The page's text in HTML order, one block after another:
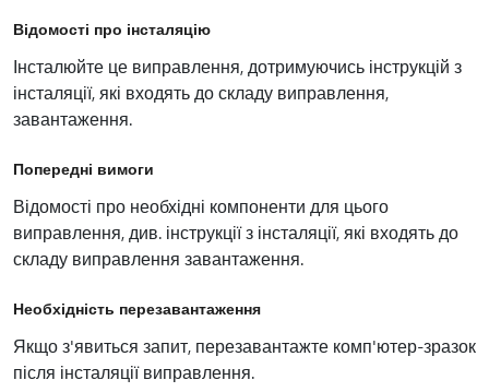
Відомості про інсталяцію
Інсталюйте це виправлення, дотримуючись інструкцій з
інсталяції, які входять до складу виправлення,
завантаження.
Попередні вимоги
Відомості про необхідні компоненти для цього
виправлення, див. інструкції з інсталяції, які входять до
складу виправлення завантаження.
Необхідність перезавантаження
Якщо з'явиться запит, перезавантажте комп'ютер-зразок
після інсталяції виправлення.